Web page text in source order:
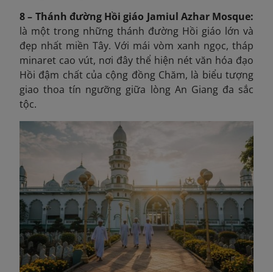
8 – Thánh đường Hồi giáo Jamiul Azhar Mosque:
là một trong những thánh đường Hồi giáo lớn và
đẹp nhất miền Tây. Với mái vòm xanh ngọc, tháp
minaret cao vút, nơi đây thể hiện nét văn hóa đạo
Hồi đậm chất của cộng đồng Chăm, là biểu tượng
giao thoa tín ngưỡng giữa lòng An Giang đa sắc
tộc.